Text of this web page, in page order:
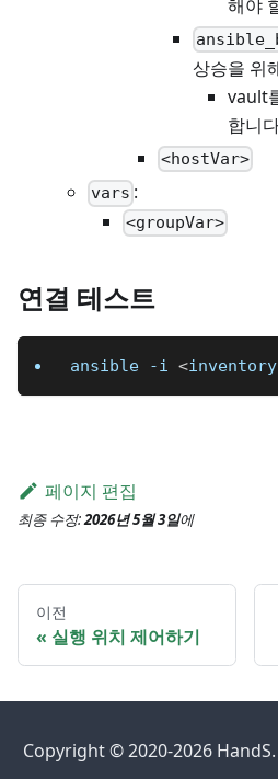
해야
상승을 위
vault
합니
<hostVar>
vars :
<groupVar>
연결 테스트
ansible -i <
페이지 편집
최종 수정:2026년 5월 3일에
이전
실행 위치 제어하기
Copyright © 2020-2026